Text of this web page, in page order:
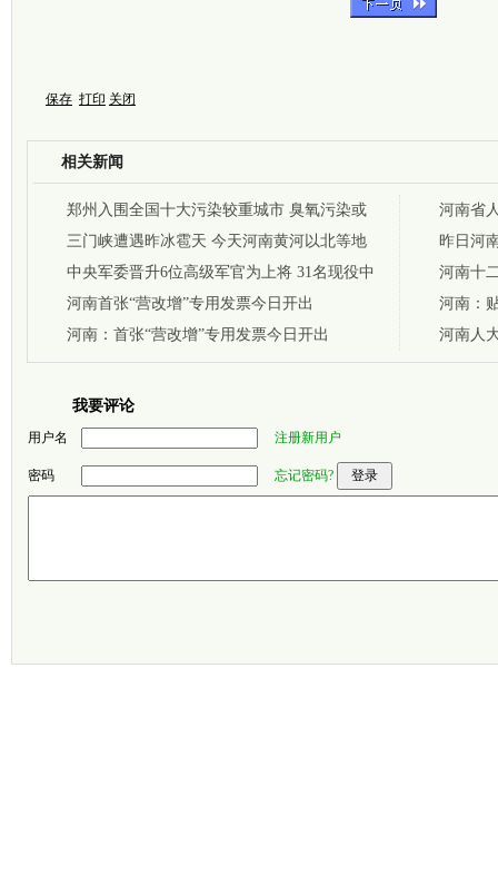
保存 打印 关闭
相关新闻
郑州入围全国十大污染较重城市 臭氧污染或
为首因
三门峡遭遇昨冰雹天 今天河南黄河以北等地
暴雨或持续
中央军委晋升6位高级军官为上将 31名现役中
4名河南籍
河南首张“营改增”专用发票今日开出
河南：首张“营改增”专用发票今日开出
河南省
昨日河
被逼停
河南十
宁任副
河南：
众
河南人
我要评论
用户名 注册新用户
密码 忘记密码?